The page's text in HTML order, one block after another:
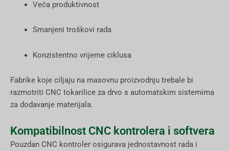
Veća produktivnost
Smanjeni troškovi rada
Konzistentno vrijeme ciklusa
Fabrike koje ciljaju na masovnu proizvodnju trebale bi
razmotriti CNC tokarilice za drvo s automatskim sistemima
za dodavanje materijala.
Kompatibilnost CNC kontrolera i softvera
Pouzdan CNC kontroler osigurava jednostavnost rada i